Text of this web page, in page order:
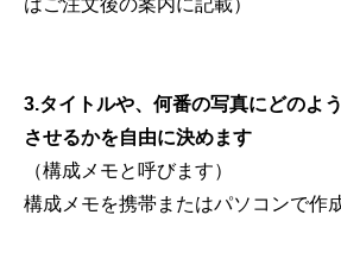
はご注文後の案内に記載）
3.タイトルや、何番の写真にどのよ
させるかを自由に決めます
（構成メモと呼びます）
構成メモを携帯またはパソコンで作